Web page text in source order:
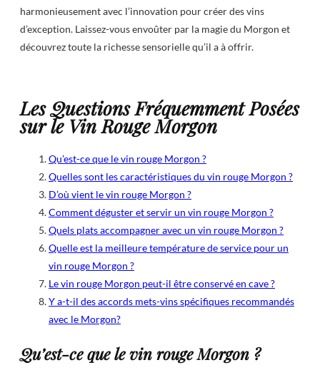
harmonieusement avec l’innovation pour créer des vins
d’exception. Laissez-vous envoûter par la magie du Morgon et
découvrez toute la richesse sensorielle qu’il a à offrir.
Les Questions Fréquemment Posées
sur le Vin Rouge Morgon
Qu’est-ce que le vin rouge Morgon ?
Quelles sont les caractéristiques du vin rouge Morgon ?
D’où vient le vin rouge Morgon ?
Comment déguster et servir un vin rouge Morgon ?
Quels plats accompagner avec un vin rouge Morgon ?
Quelle est la meilleure température de service pour un
vin rouge Morgon ?
Le vin rouge Morgon peut-il être conservé en cave ?
Y a-t-il des accords mets-vins spécifiques recommandés
avec le Morgon?
Qu’est-ce que le vin rouge Morgon ?